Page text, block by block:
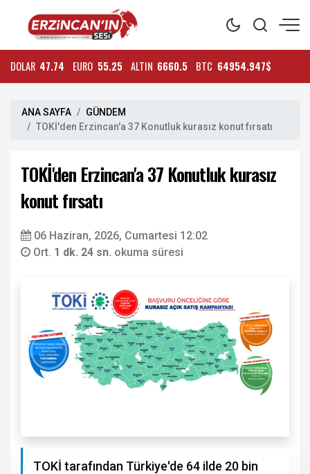
DOLAR 47.74 EURO 55.25 ALTIN 6660.5 BTC 64954.947$
ANA SAYFA
GÜNDEM
TOKİ'den Erzincan'a 37 Konutluk kurasız konut fırsatı
TOKİ'den Erzincan'a 37 Konutluk kurasız
konut fırsatı
06 Haziran, 2026, Cumartesi 12:02
Ort. 1 dk. 24 sn. okuma süresi
TOKİ tarafından Türkiye'de 64 ilde 20 bin